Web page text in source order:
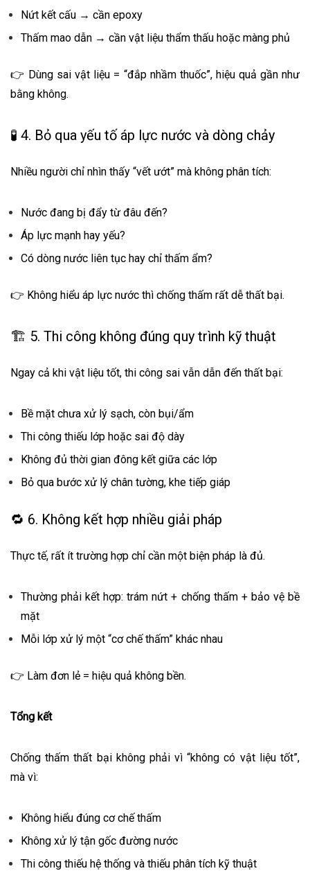
Nứt kết cấu → cần epoxy
Thấm mao dẫn → cần vật liệu thẩm thấu hoặc màng phủ
👉 Dùng sai vật liệu = “đắp nhầm thuốc”, hiệu quả gần như
bằng không.
🧪 4. Bỏ qua yếu tố áp lực nước và dòng chảy
Nhiều người chỉ nhìn thấy “vết ướt” mà không phân tích:
Nước đang bị đẩy từ đâu đến?
Áp lực mạnh hay yếu?
Có dòng nước liên tục hay chỉ thấm ẩm?
👉 Không hiểu áp lực nước thì chống thấm rất dễ thất bại.
🏗️ 5. Thi công không đúng quy trình kỹ thuật
Ngay cả khi vật liệu tốt, thi công sai vẫn dẫn đến thất bại:
Bề mặt chưa xử lý sạch, còn bụi/ẩm
Thi công thiếu lớp hoặc sai độ dày
Không đủ thời gian đông kết giữa các lớp
Bỏ qua bước xử lý chân tường, khe tiếp giáp
🔁 6. Không kết hợp nhiều giải pháp
Thực tế, rất ít trường hợp chỉ cần một biện pháp là đủ.
Thường phải kết hợp: trám nứt + chống thấm + bảo vệ bề
mặt
Mỗi lớp xử lý một “cơ chế thấm” khác nhau
👉 Làm đơn lẻ = hiệu quả không bền.
Tổng kết
Chống thấm thất bại không phải vì “không có vật liệu tốt”,
mà vì:
Không hiểu đúng cơ chế thấm
Không xử lý tận gốc đường nước
Thi công thiếu hệ thống và thiếu phân tích kỹ thuật